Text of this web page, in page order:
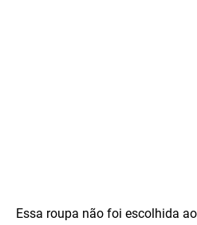
Essa roupa não foi escolhida